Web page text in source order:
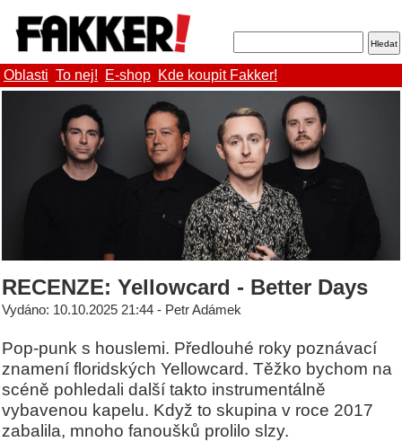
Oblasti To nej! E-shop Kde koupit Fakker!
RECENZE: Yellowcard - Better Days
Vydáno: 10.10.2025 21:44 - Petr Adámek
Pop-punk s houslemi. Předlouhé roky poznávací
znamení floridských Yellowcard. Těžko bychom na
scéně pohledali další takto instrumentálně
vybavenou kapelu. Když to skupina v roce 2017
zabalila, mnoho fanoušků prolilo slzy.